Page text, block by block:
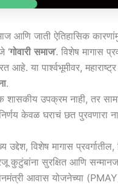
आणि जाती ऐतिहासिक
‘गोवारी समाज‘. विशेष मागास
आहे. या पार्श्वभूमीवर,
.
उपक्रम नाही, तर
केवळ घराचं छत पुरवणारा
विशेष मागास प्रवर्गातील,
सुरक्षित आणि
आवास योजनेच्या